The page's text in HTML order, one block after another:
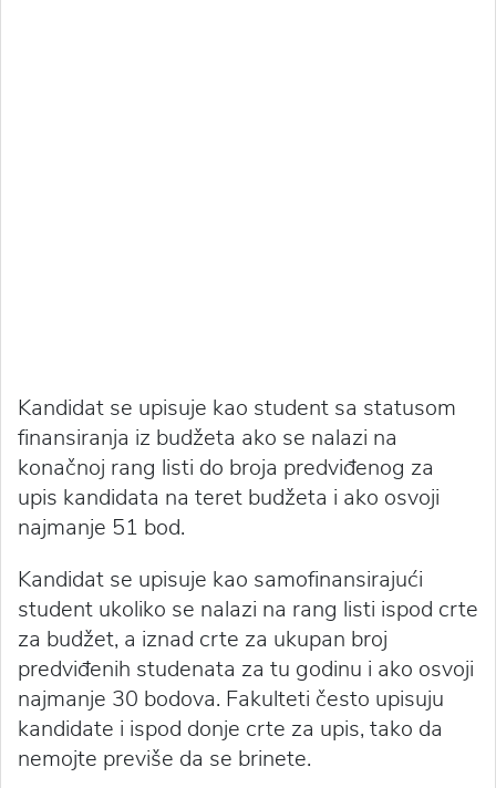
Kandidat se upisuje kao student sa statusom
finansiranja iz budžeta ako se nalazi na
konačnoj rang listi do broja predviđenog za
upis kandidata na teret budžeta i ako osvoji
najmanje 51 bod.
Kandidat se upisuje kao samofinansirajući
student ukoliko se nalazi na rang listi ispod crte
za budžet, a iznad crte za ukupan broj
predviđenih studenata za tu godinu i ako osvoji
najmanje 30 bodova. Fakulteti često upisuju
kandidate i ispod donje crte za upis, tako da
nemojte previše da se brinete.